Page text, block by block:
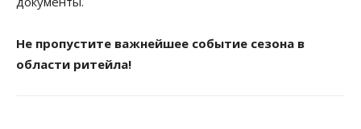
Не пропустите важнейшее событие сезона в
области ритейла!